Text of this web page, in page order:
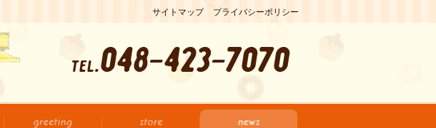
サイトマップ プライバシーポリシー